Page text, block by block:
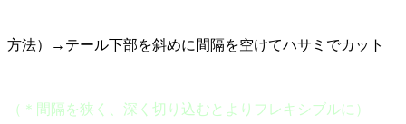
方法）→テール下部を斜めに間隔を空けてハサミでカット
（＊間隔を狭く、深く切り込むとよりフレキシブルに）